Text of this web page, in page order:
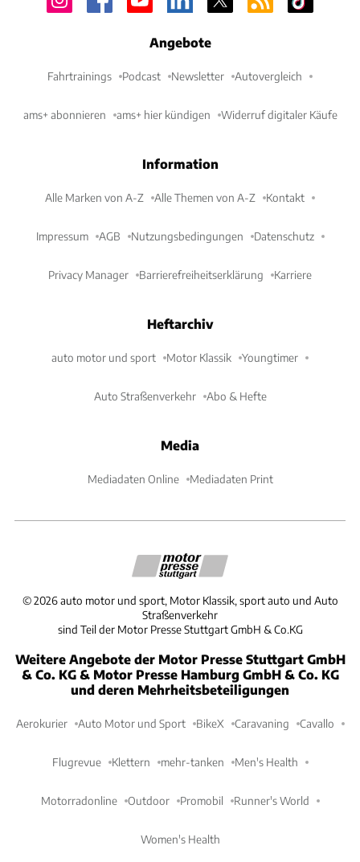
Angebote
Fahrtrainings Podcast Newsletter Autovergleich
ams+ abonnieren ams+ hier kündigen Widerruf digitaler Käufe
Information
Alle Marken von A-Z Alle Themen von A-Z Kontakt
Impressum AGB Nutzungsbedingungen Datenschutz
Privacy Manager Barrierefreiheitserklärung Karriere
Heftarchiv
auto motor und sport Motor Klassik Youngtimer
Auto Straßenverkehr Abo & Hefte
Media
Mediadaten Online Mediadaten Print
©2026 auto motor und sport, Motor Klassik, sport auto und Auto
Straßenverkehr
sind Teil der Motor Presse Stuttgart GmbH & Co.KG
Weitere Angebote der Motor Presse Stuttgart GmbH
& Co. KG & Motor Presse Hamburg GmbH & Co. KG
und deren Mehrheitsbeteiligungen
Aerokurier Auto Motor und Sport BikeX Caravaning Cavallo
Flugrevue Klettern mehr-tanken Men's Health
Motorradonline Outdoor Promobil Runner's World
Women's Health